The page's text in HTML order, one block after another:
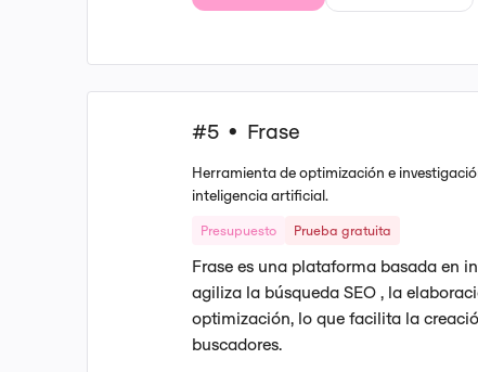
#5 • Frase
Herramienta de optimización e
inteligencia artificial.
Presupuesto Prueba gratuita
Frase es una plataforma basada en
agiliza la búsqueda SEO , la
optimización, lo que facilita la
buscadores.